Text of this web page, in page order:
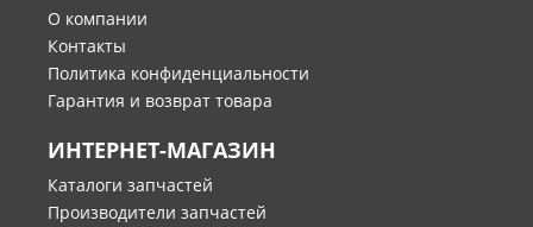
О компании
Контакты
Политика конфиденциальности
Гарантия и возврат товара
ИНТЕРНЕТ-МАГАЗИН
Каталоги запчастей
Производители запчастей